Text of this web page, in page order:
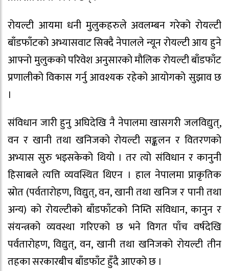
रोयल्टी आयमा धनी मुलुकहरुले अवलम्बन गरेको रोयल्टी
बाँडफाँटको अभ्यासवाट सिक्दै नेपालले न्यून रोयल्टी आय हुने
आफ्नो मुलुकको परिवेश अनुसारको मौलिक रोयल्टी बाँडफाँट
प्रणालीको विकास गर्नु आवश्यक रहेको आयोगको सुझाव छ
।
संविधान जारी हुनु अघिदेखि नै नेपालमा खासगरी जलविद्युत्,
वन र खानी तथा खनिजको रोयल्टी सङ्कलन र वितरणको
अभ्यास सुरु भइसकेको थियो । तर त्यो संविधान र कानुनी
हिसाबले त्यत्ति व्यवस्थित थिएन । हाल नेपालमा प्राकृतिक
स्रोत (पर्वतारोहण, विद्युत्, वन, खानी तथा खनिज र पानी तथा
अन्य) को रोयल्टीको बाँडफाँटको निम्ति संविधान, कानुन र
संयन्त्रको व्यवस्था गरिएको छ भने विगत पाँच वर्षदेखि
पर्वतारोहण, विद्युत्, वन, खानी तथा खनिजको रोयल्टी तीन
तहका सरकारबीच बाँडफाँट हुँदै आएको छ ।